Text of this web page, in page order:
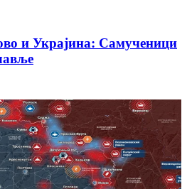
и Украјина: Самученици